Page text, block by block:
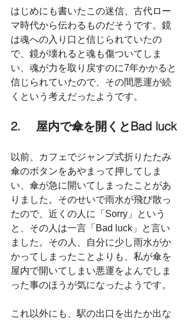
はじめにも書いたこの迷信、古代ロー
マ時代から伝わるものだそうです。鏡
は魂への入り口と信じられていたの
で、鏡が壊れると魂も傷ついてしま
い、魂が力を取り戻すのに7年かかると
信じられていたので、その間悪運が続
くという考えだったようです。
2.　 屋内で傘を開くとBad luck
以前、カフェでジャンプ式折りたたみ
傘のボタンをあやまって押してしま
い、傘が急に開いてしまったことがあ
りました。そのせいで雨水が飛び散っ
たので、近くの人に「Sorry」という
と、その人は一言「Bad luck」と言い
ました。その人、自分に少し雨水がか
かってしまったことよりも、私が傘を
屋内で開いてしまい悪運をよんでしま
った事のほうが気になったようです。
これ以外にも、駅の出口を出たか出な